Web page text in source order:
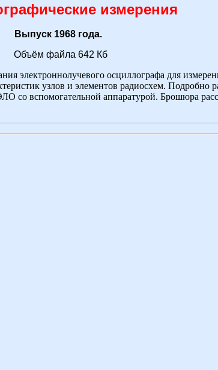
измерения
Выпуск 1968 года.
Объём файла 642 Кб
электроннолучевого осциллографа для
узлов и элементов радиосхем.
со вспомогательной аппаратурой. Брошюра